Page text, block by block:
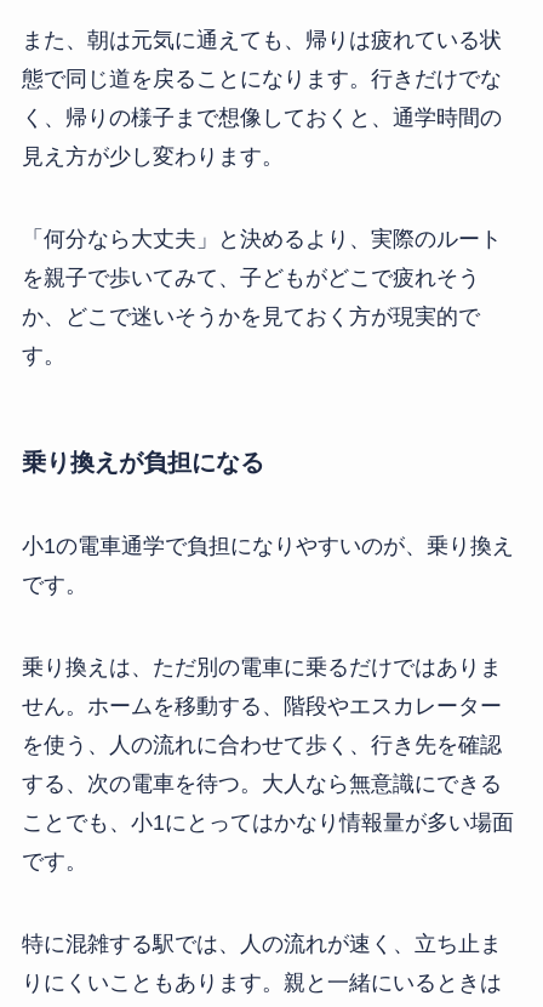
また、朝は元気に通えても、帰りは疲れている状
態で同じ道を戻ることになります。行きだけでな
く、帰りの様子まで想像しておくと、通学時間の
見え方が少し変わります。
「何分なら大丈夫」と決めるより、実際のルート
を親子で歩いてみて、子どもがどこで疲れそう
か、どこで迷いそうかを見ておく方が現実的で
す。
乗り換えが負担になる
小1の電車通学で負担になりやすいのが、乗り換え
です。
乗り換えは、ただ別の電車に乗るだけではありま
せん。ホームを移動する、階段やエスカレーター
を使う、人の流れに合わせて歩く、行き先を確認
する、次の電車を待つ。大人なら無意識にできる
ことでも、小1にとってはかなり情報量が多い場面
です。
特に混雑する駅では、人の流れが速く、立ち止ま
りにくいこともあります。親と一緒にいるときは